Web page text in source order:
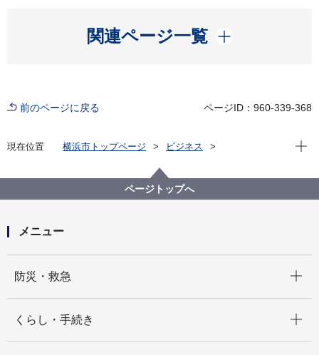
関連ページ一覧
開く
前のページに戻る ページID：960-339-368
現在位置 横浜市トップページ
ビジネス
環境・省エネに関する取組・補助制度等
風致地区条例の許可
町名一覧
現在
ページトップへ
メニュー
防災・救急
くらし・手続き